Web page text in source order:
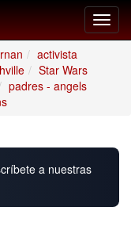
activista
Star Wars
padres - angels
a nuestras